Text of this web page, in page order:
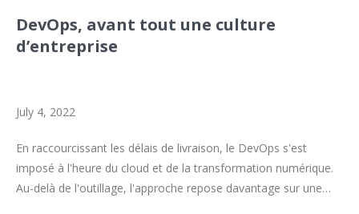
DevOps, avant tout une culture
d’entreprise
July 4, 2022
En raccourcissant les délais de livraison, le DevOps s'est
imposé à l'heure du cloud et de la transformation numérique.
Au-delà de l'outillage, l'approche repose davantage sur une